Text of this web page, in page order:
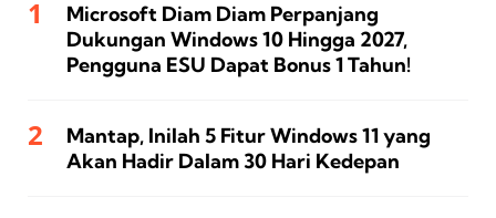
Microsoft Diam Diam Perpanjang
Dukungan Windows 10 Hingga 2027,
Pengguna ESU Dapat Bonus 1 Tahun!
Mantap, Inilah 5 Fitur Windows 11 yang
Akan Hadir Dalam 30 Hari Kedepan